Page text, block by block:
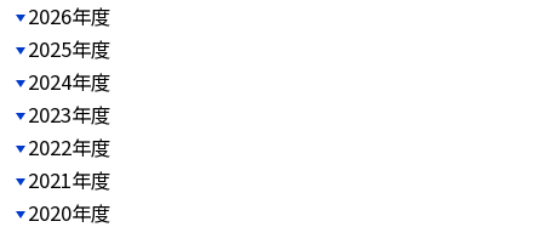
2026年度
2025年度
2024年度
2023年度
2022年度
2021年度
2020年度